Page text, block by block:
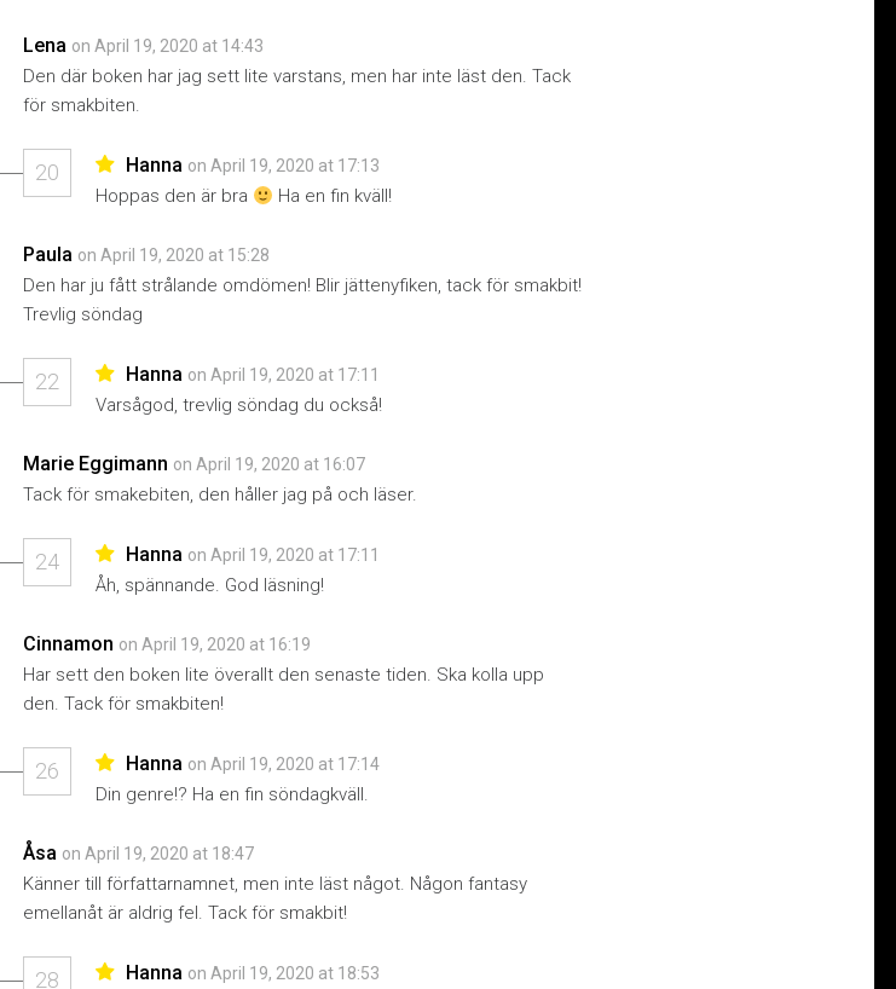
Lena on April 19, 2020 at 14:43
Den där boken har jag sett lite varstans, men har inte läst den. Tack
för smakbiten.
20 Hanna on April 19, 2020 at 17:13
Hoppas den är bra Ha en fin kväll!
Paula on April 19, 2020 at 15:28
Den har ju fått strålande omdömen! Blir jättenyfiken, tack för smakbit!
Trevlig söndag
22 Hanna on April 19, 2020 at 17:11
Varsågod, trevlig söndag du också!
Marie Eggimann on April 19, 2020 at 16:07
Tack för smakebiten, den håller jag på och läser.
24 Hanna on April 19, 2020 at 17:11
Åh, spännande. God läsning!
Cinnamon on April 19, 2020 at 16:19
Har sett den boken lite överallt den senaste tiden. Ska kolla upp
den. Tack för smakbiten!
26 Hanna on April 19, 2020 at 17:14
Din genre!? Ha en fin söndagkväll.
Åsa on April 19, 2020 at 18:47
Känner till författarnamnet, men inte läst något. Någon fantasy
emellanåt är aldrig fel. Tack för smakbit!
28 Hanna on April 19, 2020 at 18:53